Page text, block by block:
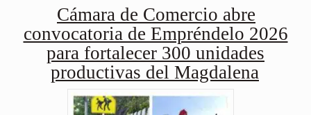
Cámara de Comercio abre
convocatoria de Empréndelo 2026
para fortalecer 300 unidades
productivas del Magdalena